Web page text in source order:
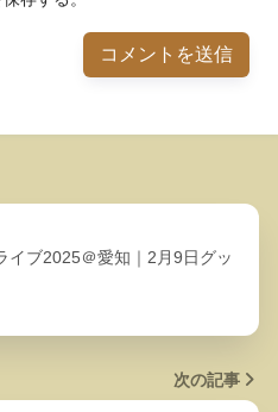
イブ2025＠愛知｜2月9日グッ
次の記事